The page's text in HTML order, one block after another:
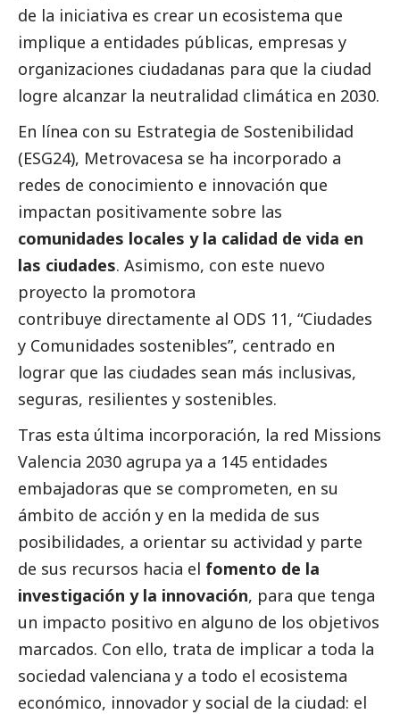
de la iniciativa es crear un ecosistema que
implique a entidades públicas, empresas y
organizaciones ciudadanas para que la ciudad
logre alcanzar la neutralidad climática en 2030.
En línea con su Estrategia de Sostenibilidad
(ESG24), Metrovacesa se ha incorporado a
redes de conocimiento e innovación que
impactan positivamente sobre las
comunidades locales y la calidad de vida en
las ciudades. Asimismo, con este nuevo
proyecto la promotora
contribuye directamente al ODS 11, “Ciudades
y Comunidades sostenibles”, centrado en
lograr que las ciudades sean más inclusivas,
seguras, resilientes y sostenibles.
Tras esta última incorporación, la red Missions
Valencia 2030 agrupa ya a 145 entidades
embajadoras que se comprometen, en su
ámbito de acción y en la medida de sus
posibilidades, a orientar su actividad y parte
de sus recursos hacia el fomento de la
investigación y la innovación, para que tenga
un impacto positivo en alguno de los objetivos
marcados. Con ello, trata de implicar a toda la
sociedad valenciana y a todo el ecosistema
económico, innovador y social de la ciudad: el